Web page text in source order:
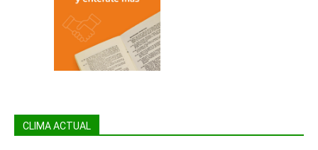
CLIMA ACTUAL